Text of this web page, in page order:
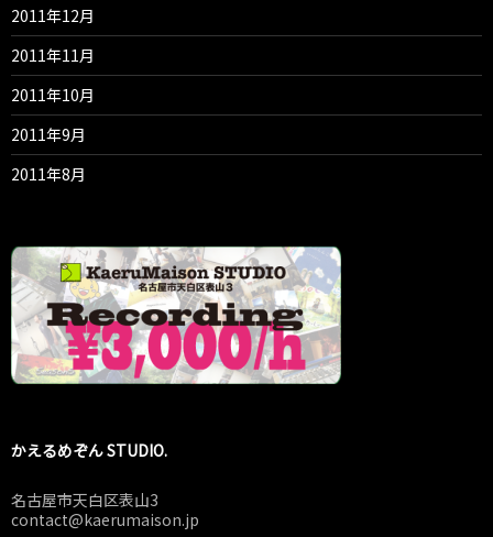
2011年12月
2011年11月
2011年10月
2011年9月
2011年8月
かえるめぞん STUDIO.
名古屋市天白区表山3
contact@kaerumaison.jp